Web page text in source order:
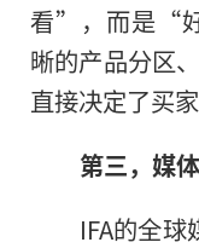
看”，而是“
晰的产品分区
直接决定了买
第三，媒
IFA的全